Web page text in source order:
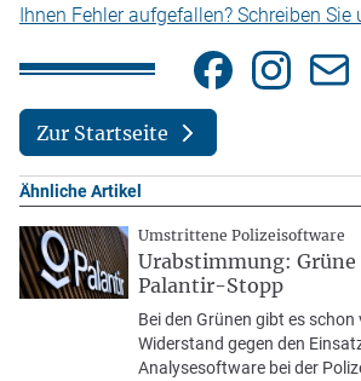
Ihnen Fehler aufgefallen? Schreiben Sie
Zur Startseite
Ähnliche Artikel
Umstrittene Polizeisoftware
Urabstimmung:
Palantir-Stopp
Bei den Grünen gibt es schon
Widerstand gegen den
Analysesoftware bei der